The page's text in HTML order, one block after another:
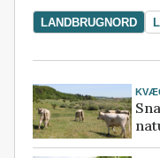
LANDBRUGNORD